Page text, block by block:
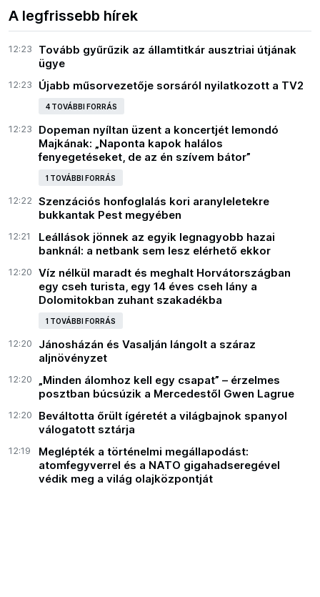
A legfrissebb hírek
12:23
Tovább gyűrűzik az államtitkár ausztriai útjának
ügye
12:23 Újabb műsorvezetője sorsáról nyilatkozott a TV2
4 TOVÁBBI FORRÁS
12:23
Dopeman nyíltan üzent a koncertjét lemondó
Majkának: „Naponta kapok halálos
fenyegetéseket, de az én szívem bátor”
1 TOVÁBBI FORRÁS
12:22
Szenzációs honfoglalás kori aranyleletekre
bukkantak Pest megyében
12:21
Leállások jönnek az egyik legnagyobb hazai
banknál: a netbank sem lesz elérhető ekkor
12:20
Víz nélkül maradt és meghalt Horvátországban
egy cseh turista, egy 14 éves cseh lány a
Dolomitokban zuhant szakadékba
1 TOVÁBBI FORRÁS
12:20
Jánosházán és Vasalján lángolt a száraz
aljnövényzet
12:20
„Minden álomhoz kell egy csapat” – érzelmes
posztban búcsúzik a Mercedestől Gwen Lagrue
12:20
Beváltotta őrült ígéretét a világbajnok spanyol
válogatott sztárja
12:19
Meglépték a történelmi megállapodást:
atomfegyverrel és a NATO gigahadseregével
védik meg a világ olajközpontját